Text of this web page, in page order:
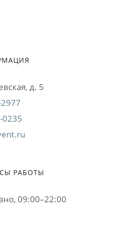
д. 5
0235
РАБОТЫ
09:00–22:00